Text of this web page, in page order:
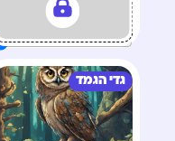
גדי הגמד